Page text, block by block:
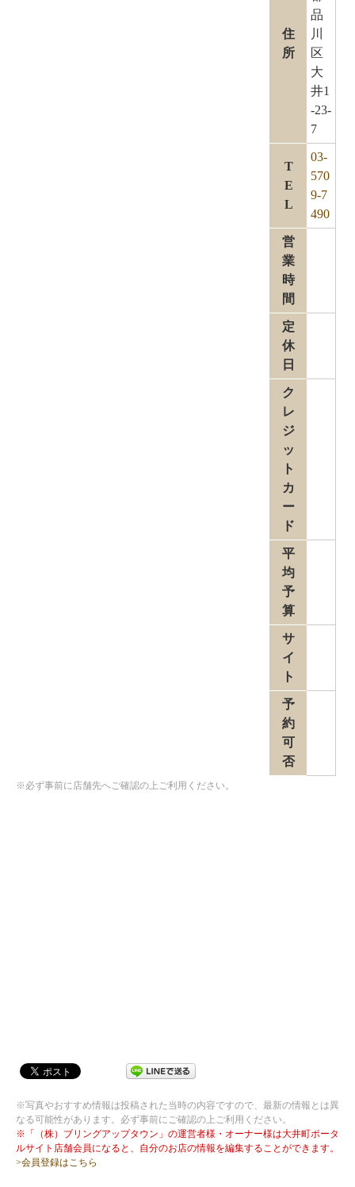
住
所
品
川
区
大
井1
-23-
7
T
E
L
03-
570
9-7
490
営
業
時
間
定
休
日
ク
レ
ジ
ッ
ト
カ
ー
ド
平
均
予
算
サ
イ
ト
予
約
可
否
※必ず事前に店舗先へご確認の上ご利用ください。
※写真やおすすめ情報は投稿された当時の内容ですので、最新の情報とは異
なる可能性があります。必ず事前にご確認の上ご利用ください。
※「（株）ブリングアップタウン」の運営者様・オーナー様は大井町ポータ
ルサイト店舗会員になると、自分のお店の情報を編集することができます。
>会員登録はこちら